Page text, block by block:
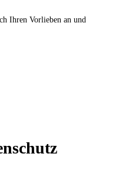
Ihren Vorlieben an und